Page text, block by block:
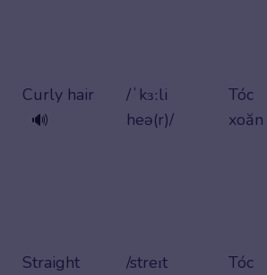
Curly hair
🔊
/ˈkɜːli
heə(r)/
Tóc
xoăn
Straight
/streɪt
Tóc